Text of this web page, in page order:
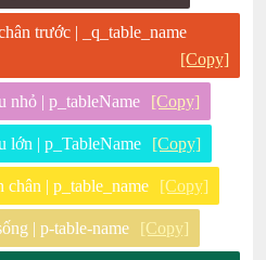
trước | _q_table_name
[Copy]
nhỏ | p_tableName [Copy]
lớn | p_TableName [Copy]
| p_table_name [Copy]
| p-table-name [Copy]